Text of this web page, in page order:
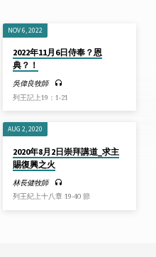
NOV 6, 2022
2022年11月6日侍奉？恩
典？！
吳偉良牧師
列王記上19：1-21
AUG 2, 2020
2020年8月2日崇拜講道_求主
賜復興之火
林長健牧師
列王紀上十八章 19-40 節